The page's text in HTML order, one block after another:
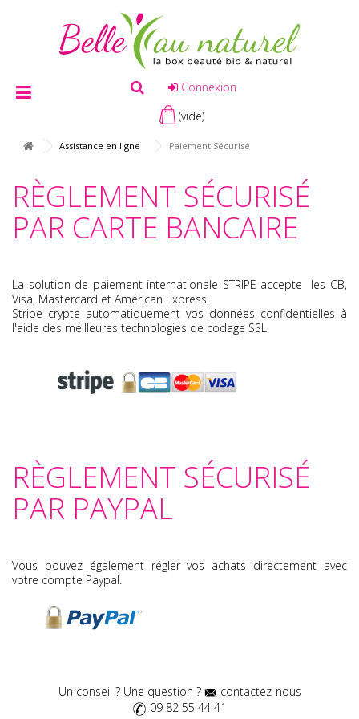
Connexion
(vide)
Assistance en ligne Paiement Sécurisé
RÈGLEMENT SÉCURISÉ
PAR CARTE BANCAIRE
La solution de paiement internationale STRIPE accepte les CB,
Visa, Mastercard et Américan Express.
Stripe crypte automatiquement vos données confidentielles à
l'aide des meilleures technologies de codage SSL.
RÈGLEMENT SÉCURISÉ
PAR PAYPAL
Vous pouvez également régler vos achats directement avec
votre compte Paypal.
Un conseil ? Une question ?
contactez-nous
09 82 55 44 41